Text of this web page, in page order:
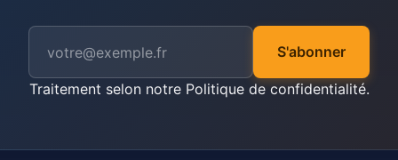
S'abonner
Traitement selon notre Politique de confidentialité.